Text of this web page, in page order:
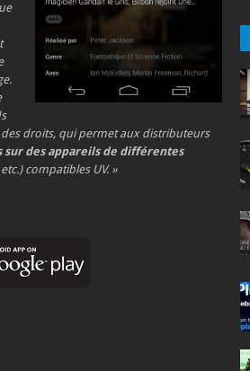
droits, qui permet aux distributeurs
sur des appareils de différentes
compatibles UV. »